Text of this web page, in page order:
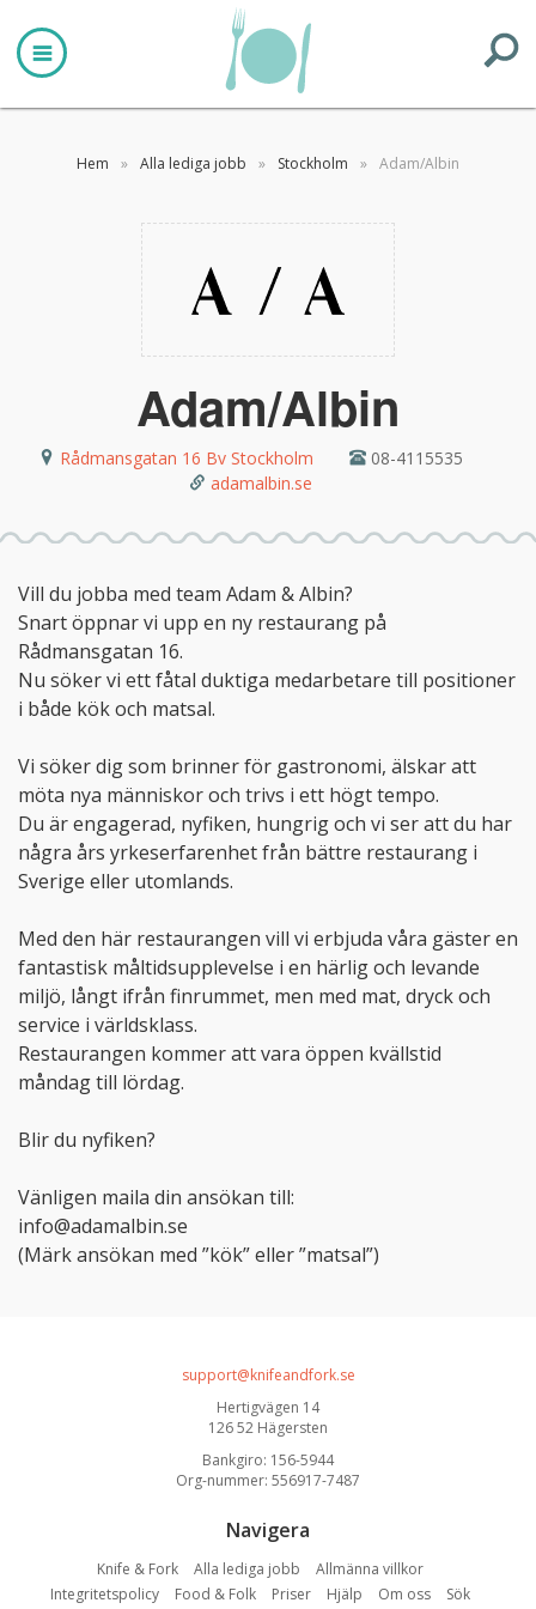
Hem » Alla lediga jobb » Stockholm » Adam/Albin
Adam/Albin
Rådmansgatan 16 Bv Stockholm
08-4115535
adamalbin.se
Vill du jobba med team Adam & Albin?
Snart öppnar vi upp en ny restaurang på
Rådmansgatan 16.
Nu söker vi ett fåtal duktiga medarbetare till positioner
i både kök och matsal.
Vi söker dig som brinner för gastronomi, älskar att
möta nya människor och trivs i ett högt tempo.
Du är engagerad, nyfiken, hungrig och vi ser att du har
några års yrkeserfarenhet från bättre restaurang i
Sverige eller utomlands.
Med den här restaurangen vill vi erbjuda våra gäster en
fantastisk måltidsupplevelse i en härlig och levande
miljö, långt ifrån finrummet, men med mat, dryck och
service i världsklass.
Restaurangen kommer att vara öppen kvällstid
måndag till lördag.
Blir du nyfiken?
Vänligen maila din ansökan till:
info@adamalbin.se
(Märk ansökan med ”kök” eller ”matsal”)
support@knifeandfork.se
Hertigvägen 14
126 52 Hägersten
Bankgiro: 156-5944
Org-nummer: 556917-7487
Navigera
Knife & Fork Alla lediga jobb
Allmänna villkor
Integritetspolicy
Food & Folk Priser Hjälp Om oss Sök